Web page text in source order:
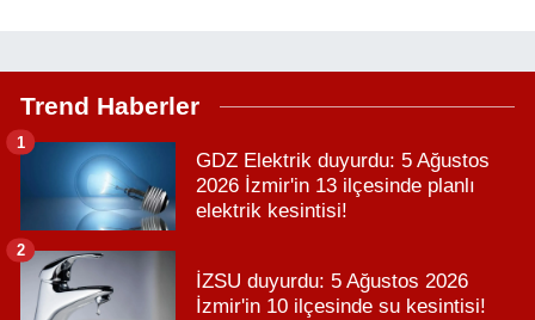
Trend Haberler
GDZ Elektrik duyurdu: 5 Ağustos
2026 İzmir'in 13 ilçesinde planlı
elektrik kesintisi!
1
İZSU duyurdu: 5 Ağustos 2026
İzmir'in 10 ilçesinde su kesintisi!
2